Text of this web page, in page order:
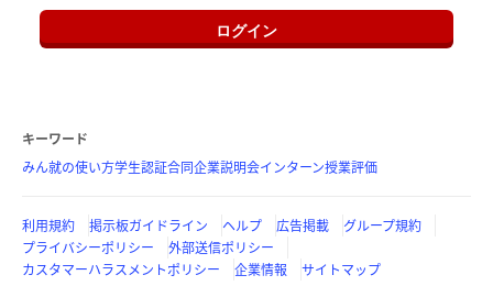
ログイン
キーワード
みん就の使い方学生認証合同企業説明会インターン授業評価
利用規約 掲示板ガイドライン ヘルプ 広告掲載
グループ規約
プライバシーポリシー
外部送信ポリシー
カスタマーハラスメントポリシー
企業情報 サイトマップ